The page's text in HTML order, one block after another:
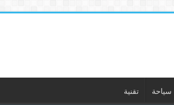
سياحة تقنية